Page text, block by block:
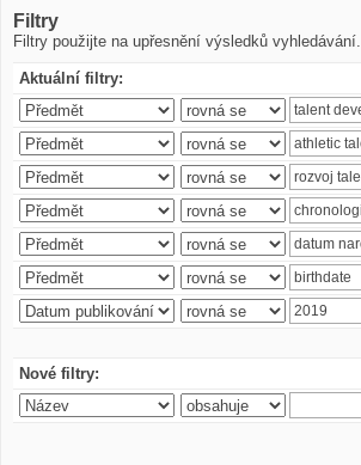
Filtry
Filtry použijte na upřesnění výsledků vyhledávání.
Aktuální filtry:
Nové filtry: